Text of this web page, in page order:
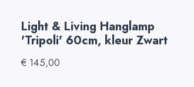
Light & Living Hanglamp
'Tripoli' 60cm, kleur Zwart
€ 145,00